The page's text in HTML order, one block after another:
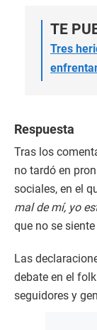
TE
Tres
Respuesta
Tras los
no tardó en
sociales, en el
mal de mí, yo
que no se
Las
debate en el
seguidores y